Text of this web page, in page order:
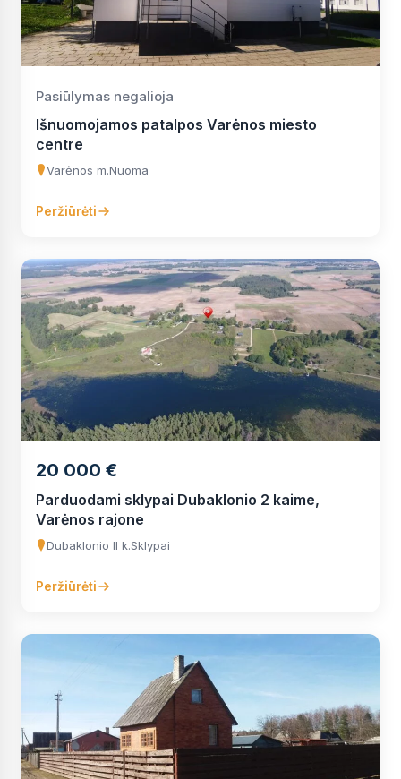
Pasiūlymas negalioja
Išnuomojamos patalpos Varėnos miesto
centre
Varėnos m.Nuoma
Peržiūrėti
20 000 €
Parduodami sklypai Dubaklonio 2 kaime,
Varėnos rajone
Dubaklonio II k.Sklypai
Peržiūrėti